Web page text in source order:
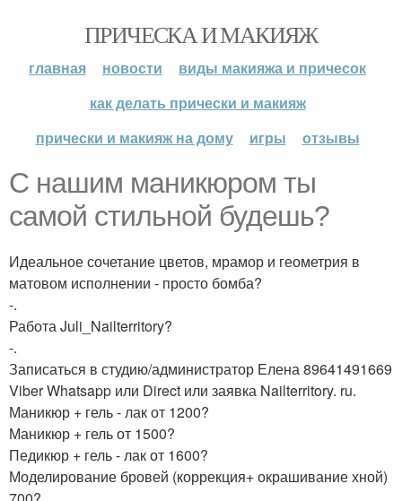
ПРИЧЕСКА И МАКИЯЖ
главная новости
виды макияжа и причесок
как делать прически и макияж
прически и макияж на дому
игры отзывы
С нашим маникюром ты
самой стильной будешь?
Идеальное сочетание цветов, мрамор и геометрия в
матовом исполнении - просто бомба?
-.
Работа Juli_Nailterritory?
-.
Записаться в студию/администратор Елена 89641491669
Viber Whatsapp или Direct или заявка Nailterritory. ru.
Маникюр + гель - лак от 1200?
Маникюр + гель от 1500?
Педикюр + гель - лак от 1600?
Моделирование бровей (коррекция+ окрашивание хной)